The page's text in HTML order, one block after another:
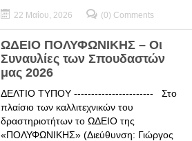
22 Μαΐου, 2026 (0) Comments
ΩΔΕΙΟ ΠΟΛΥΦΩΝΙΚΗΣ – Οι
Συναυλίες των Σπουδαστών
μας 2026
ΔΕΛΤΙΟ ΤΥΠΟΥ ----------------------- Στο
πλαίσιο των καλλιτεχνικών του
δραστηριοτήτων το ΩΔΕΙΟ της
«ΠΟΛΥΦΩΝΙΚΗΣ» (Διεύθυνση: Γιώργος